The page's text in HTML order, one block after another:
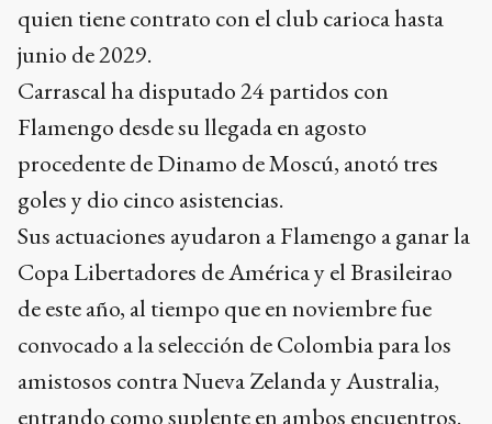
quien tiene contrato con el club carioca hasta
junio de 2029.
Carrascal ha disputado 24 partidos con
Flamengo desde su llegada en agosto
procedente de Dinamo de Moscú, anotó tres
goles y dio cinco asistencias.
Sus actuaciones ayudaron a Flamengo a ganar la
Copa Libertadores de América y el Brasileirao
de este año, al tiempo que en noviembre fue
convocado a la selección de Colombia para los
amistosos contra Nueva Zelanda y Australia,
entrando como suplente en ambos encuentros.